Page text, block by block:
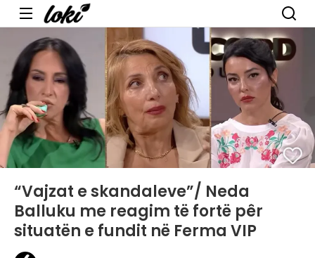
Menu
“Vajzat e skandaleve”/ Neda
Balluku me reagim të fortë pêr
situatën e fundit në Ferma VIP